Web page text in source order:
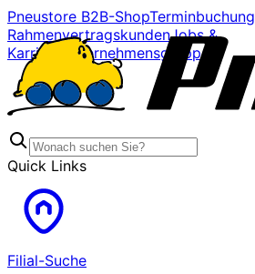
Pneustore B2B-ShopTerminbuchung
RahmenvertragskundenJobs &
Karriere
Unternehmensgruppe
Quick Links
Filial-Suche